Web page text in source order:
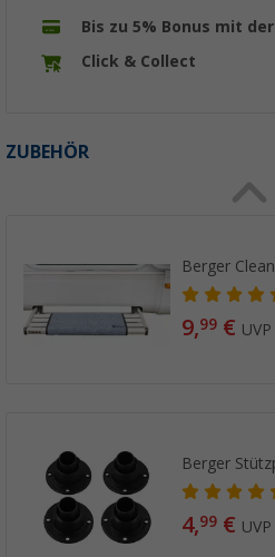
Bis zu 5% Bonus mit
Click & Collect
ZUBEHÖR
Berger
9,99 €
Berger
4,99 €